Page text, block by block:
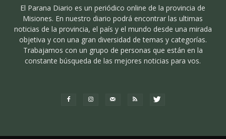
El Parana Diario es un periódico online de la provincia de
Misiones. En nuestro diario podrá encontrar las ultimas
noticias de la provincia, el país y el mundo desde una mirada
objetiva y con una gran diversidad de temas y categorías.
Trabajamos con un grupo de personas que están en la
constante búsqueda de las mejores noticias para vos.